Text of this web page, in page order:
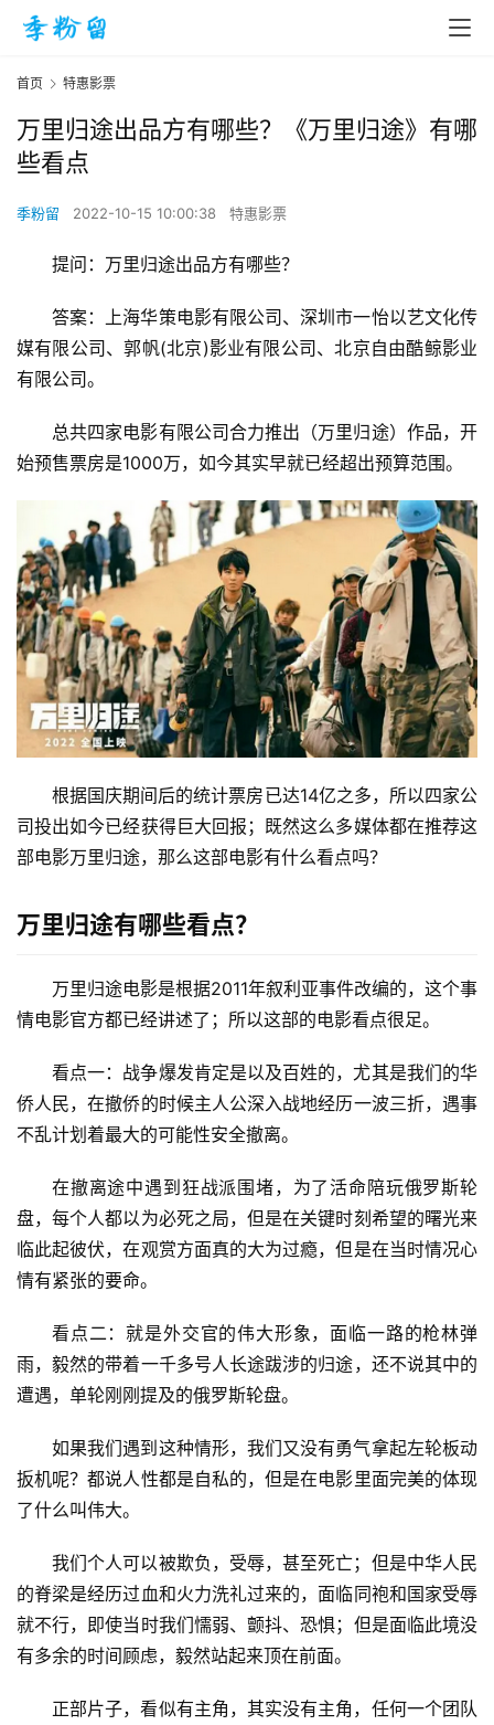
首
入
手
|
剁
电
影
城
|
打
车
登录
首页 特惠影票
万里归途出品方有哪些？《万里归途》有哪
些看点
季粉留 2022-10-15 10:00:38 特惠影票
提问：万里归途出品方有哪些？
答案：上海华策电影有限公司、深圳市一怡以艺文化传
媒有限公司、郭帆(北京)影业有限公司、北京自由酷鲸影业
有限公司。
总共四家电影有限公司合力推出（万里归途）作品，开
始预售票房是1000万，如今其实早就已经超出预算范围。
根据国庆期间后的统计票房已达14亿之多，所以四家公
司投出如今已经获得巨大回报；既然这么多媒体都在推荐这
部电影万里归途，那么这部电影有什么看点吗？
万里归途有哪些看点？
万里归途电影是根据2011年叙利亚事件改编的，这个事
情电影官方都已经讲述了；所以这部的电影看点很足。
看点一：战争爆发肯定是以及百姓的，尤其是我们的华
侨人民，在撤侨的时候主人公深入战地经历一波三折，遇事
不乱计划着最大的可能性安全撤离。
在撤离途中遇到狂战派围堵，为了活命陪玩俄罗斯轮
盘，每个人都以为必死之局，但是在关键时刻希望的曙光来
临此起彼伏，在观赏方面真的大为过瘾，但是在当时情况心
情有紧张的要命。
看点二：就是外交官的伟大形象，面临一路的枪林弹
雨，毅然的带着一千多号人长途跋涉的归途，还不说其中的
遭遇，单轮刚刚提及的俄罗斯轮盘。
如果我们遇到这种情形，我们又没有勇气拿起左轮板动
扳机呢？都说人性都是自私的，但是在电影里面完美的体现
了什么叫伟大。
我们个人可以被欺负，受辱，甚至死亡；但是中华人民
的脊梁是经历过血和火力洗礼过来的，面临同袍和国家受辱
就不行，即使当时我们懦弱、颤抖、恐惧；但是面临此境没
有多余的时间顾虑，毅然站起来顶在前面。
正部片子，看似有主角，其实没有主角，任何一个团队